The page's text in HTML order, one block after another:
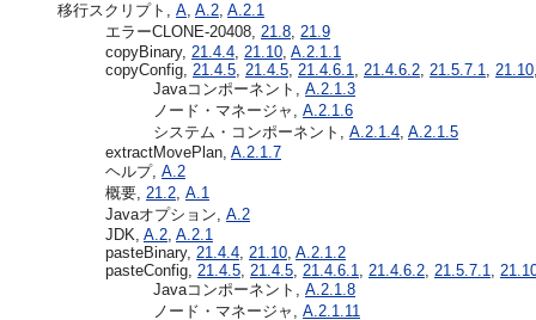
移行スクリプト, A, A.2, A.2.1
エラーCLONE-20408, 21.8, 21.9
copyBinary, 21.4.4, 21.10, A.2.1.1
copyConfig, 21.4.5, 21.4.5, 21.4.6.1, 21.4.6.2, 21.5.7.1, 21.10
Javaコンポーネント, A.2.1.3
ノード・マネージャ, A.2.1.6
システム・コンポーネント, A.2.1.4, A.2.1.5
extractMovePlan, A.2.1.7
ヘルプ, A.2
概要, 21.2, A.1
Javaオプション, A.2
JDK, A.2, A.2.1
pasteBinary, 21.4.4, 21.10, A.2.1.2
pasteConfig, 21.4.5, 21.4.5, 21.4.6.1, 21.4.6.2, 21.5.7.1,
Javaコンポーネント, A.2.1.8
ノード・マネージャ, A.2.1.11